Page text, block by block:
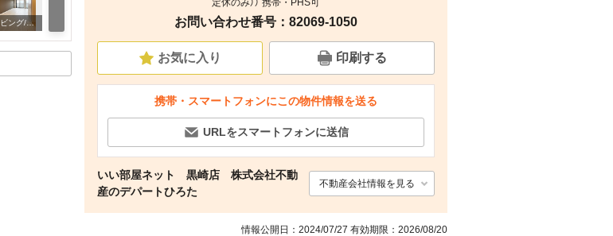
リビング/ダイニング 室内 周辺 周辺
定休のみ）） 携帯・PHS可
お問い合わせ番号：82069-1050
お気に入り 印刷する
携帯・スマートフォンにこの物件情報を送る
URLをスマートフォンに送信
いい部屋ネット 黒崎店 株式会社不動
産のデパートひろた
不動産会社情報を見る
情報公開日：2024/07/27 有効期限：2026/08/20